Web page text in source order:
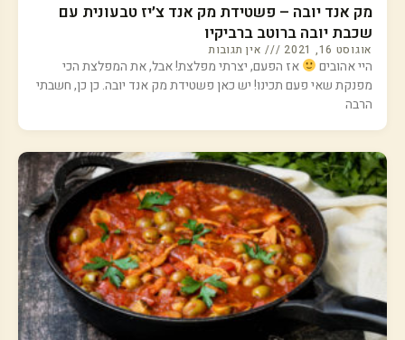
מק אנד יובה – פשטידת מק אנד צ׳יז טבעונית עם
שכבת יובה ברוטב ברביקיו
אוגוסט 16, 2021 אין תגובות
היי אהובים
אז הפעם, יצרתי מפלצת! אבל, את המפלצת הכי
מפנקת שאי פעם תכינו! יש כאן פשטידת מק אנד יובה. כן כן, חשבתי
הרבה